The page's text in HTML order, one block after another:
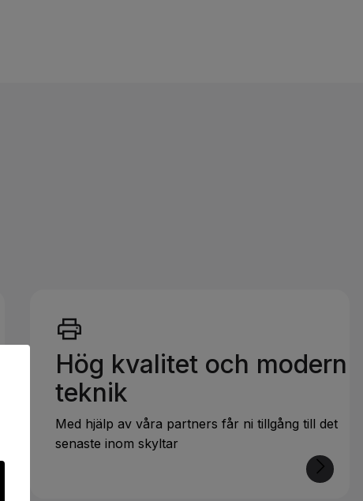
Hög kvalitet och modern
teknik
Med hjälp av våra partners får ni tillgång till det
senaste inom skyltar